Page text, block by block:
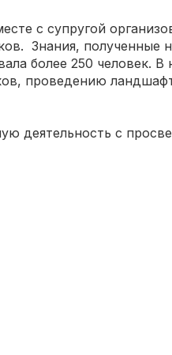
с супругой
Знания,
более 250
проведению
деятельность с